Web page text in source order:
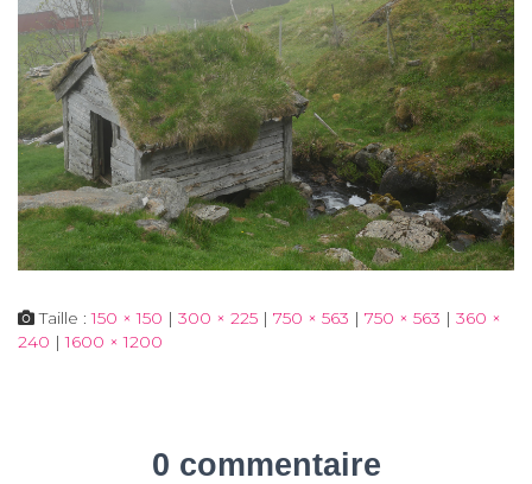
Taille :150 × 150 | 300 × 225 | 750 × 563 | 750 × 563 | 360 ×
240 | 1600 × 1200
0 commentaire